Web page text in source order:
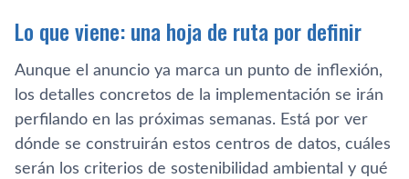
Lo que viene: una hoja de ruta por definir
Aunque el anuncio ya marca un punto de inflexión,
los detalles concretos de la implementación se irán
perfilando en las próximas semanas. Está por ver
dónde se construirán estos centros de datos, cuáles
serán los criterios de sostenibilidad ambiental y qué